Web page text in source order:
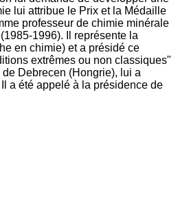
lui attribue le Prix et la Médaille
professeur de chimie minérale
1996). Il représente la
en chimie) et a présidé ce
extrêmes ou non classiques"
Debrecen (Hongrie), lui a
a été appelé à la présidence de